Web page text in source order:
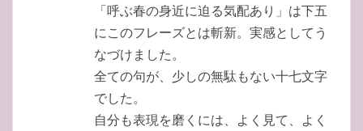
「呼ぶ春の身近に迫る気配あり」は下五
にこのフレーズとは斬新。実感としてう
なづけました。
全ての句が、少しの無駄もない十七文字
でした。
自分も表現を磨くには、よく見て、よく